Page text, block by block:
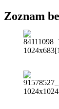
Zoznam